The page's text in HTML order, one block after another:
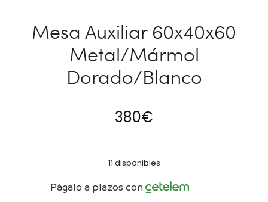
Mesa Auxiliar 60x40x60
Metal/Mármol
Dorado/Blanco
380€
11 disponibles
Págalo a plazos con